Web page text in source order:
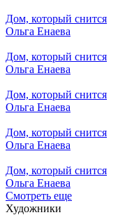
Дом, который снится
Ольга Енаева
Дом, который снится
Ольга Енаева
Дом, который снится
Ольга Енаева
Дом, который снится
Ольга Енаева
Дом, который снится
Ольга Енаева
Смотреть еще
Художники